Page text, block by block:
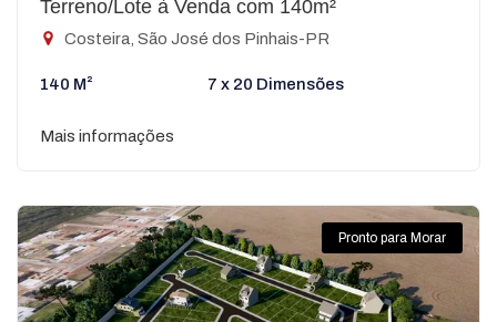
Terreno/Lote à Venda com 140m²
Costeira, São José dos Pinhais-PR
140 M² 7 x 20 Dimensões
Mais informações
Pronto para Morar